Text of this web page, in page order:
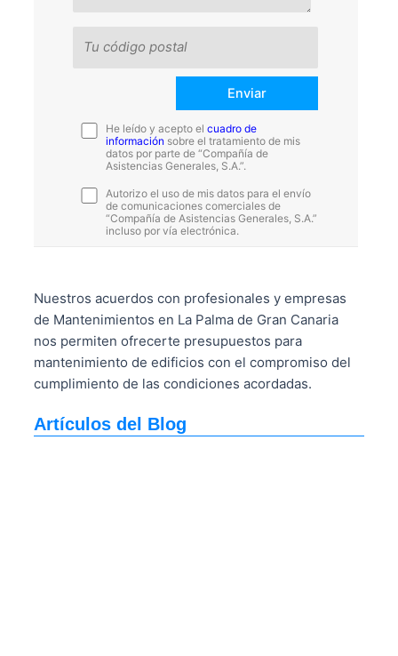
He leído y acepto elcuadro de
información sobre el tratamiento de mis
datos por parte de “Compañía de
Asistencias Generales, S.A.”.
Autorizo el uso de mis datos para el envío
de comunicaciones comerciales de
“Compañía de Asistencias Generales, S.A.”
incluso por vía electrónica.
Nuestros acuerdos con profesionales y empresas
de Mantenimientos en La Palma de Gran Canaria
nos permiten ofrecerte presupuestos para
mantenimiento de edificios con el compromiso del
cumplimiento de las condiciones acordadas.
Artículos del Blog